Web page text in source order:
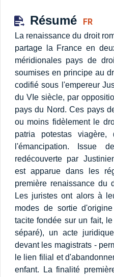
Résumé FR
La renaissance du droit
partage la France en
méridionales pays de
soumises en principe au
codifié sous l'empereur
du VIe siècle, par
pays du Nord. Ces pays
ou moins fidèlement le
patria potestas
l'émancipation. Issue
redécouverte par
est apparue dans les
première renaissance du
Les juristes ont alors à
modes de sortie
tacite fondée sur un fait,
séparé), un acte
devant les magistrats -
le lien filial et
enfant. La finalité